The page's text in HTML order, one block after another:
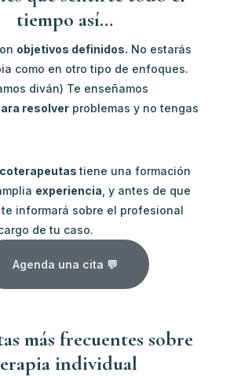
tiempo así…
objetivos definidos. No estarás
como en otro tipo de enfoques.
diván) Te enseñamos
resolverproblemas y no tengas
tiene una formación
experiencia , y antes de que
informará sobre el profesional
de tu caso.
Agenda una cita 💬
más frecuentes sobre
individual